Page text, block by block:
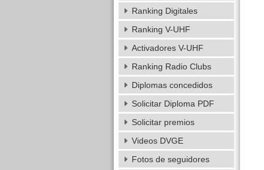
Ranking Digitales
Ranking V-UHF
Activadores V-UHF
Ranking Radio Clubs
Diplomas concedidos
Solicitar Diploma PDF
Solicitar premios
Videos DVGE
Fotos de seguidores